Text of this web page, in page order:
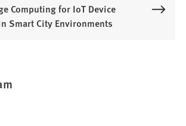
Computing for IoT Device
Smart City Environments